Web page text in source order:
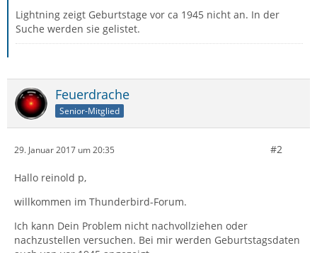
Lightning zeigt Geburtstage vor ca 1945 nicht an. In der
Suche werden sie gelistet.
Feuerdrache
Senior-Mitglied
29. Januar 2017 um 20:35 #2
Hallo reinold p,
willkommen im Thunderbird-Forum.
Ich kann Dein Problem nicht nachvollziehen oder
nachzustellen versuchen. Bei mir werden Geburtstagsdaten